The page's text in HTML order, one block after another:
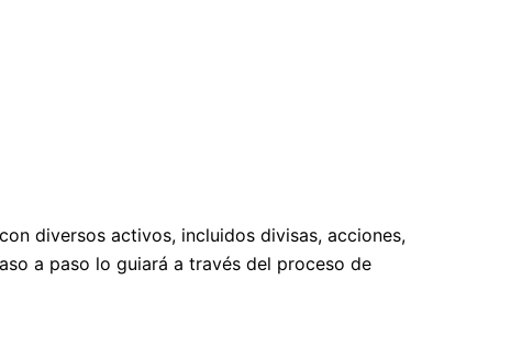
diversos activos, incluidos divisas, acciones,
a paso lo guiará a través del proceso de